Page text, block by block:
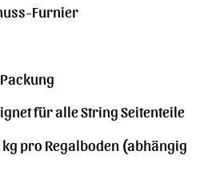
Furnier
für alle String Seitenteile
kg pro Regalboden (abhängig